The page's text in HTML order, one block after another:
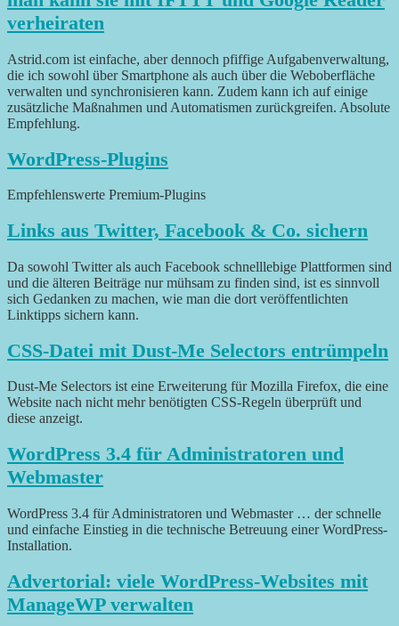
verheiraten
Astrid.com ist einfache, aber dennoch pfiffige Aufgabenverwaltung,
die ich sowohl über Smartphone als auch über die Weboberfläche
verwalten und synchronisieren kann. Zudem kann ich auf einige
zusätzliche Maßnahmen und Automatismen zurückgreifen. Absolute
Empfehlung.
WordPress-Plugins
Empfehlenswerte Premium-Plugins
Links aus Twitter, Facebook & Co. sichern
Da sowohl Twitter als auch Facebook schnelllebige Plattformen sind
und die älteren Beiträge nur mühsam zu finden sind, ist es sinnvoll
sich Gedanken zu machen, wie man die dort veröffentlichten
Linktipps sichern kann.
CSS-Datei mit Dust-Me Selectors entrümpeln
Dust-Me Selectors ist eine Erweiterung für Mozilla Firefox, die eine
Website nach nicht mehr benötigten CSS-Regeln überprüft und
diese anzeigt.
WordPress 3.4 für Administratoren und
Webmaster
WordPress 3.4 für Administratoren und Webmaster … der schnelle
und einfache Einstieg in die technische Betreuung einer WordPress-
Installation.
Advertorial: viele WordPress-Websites mit
ManageWP verwalten